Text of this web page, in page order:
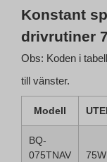
Konstant
drivrutiner
Obs: Koden i
till vänster.
Modell
BQ-
075TNAV
75W